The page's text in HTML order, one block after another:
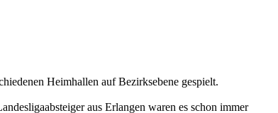
Heimhallen auf Bezirksebene gespielt.
aus Erlangen waren es schon immer